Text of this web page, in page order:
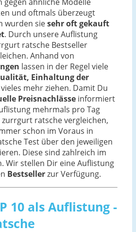
und oftmals überzeugt
wurden siesehr oft gekauft
. Durch unsere Auflistung
ratsche Bestseller
Anhand von
lassen in der Regel viele
Einhaltung der
mehr ziehen. Damit Du
Preisnachlässe informiert
mehrmals pro Tag
ratsche vergleichen,
schon im Voraus in
Test über den jeweiligen
Diese sind zahlreich im
Wir stellen Dir eine Auflistung
Bestsellerzur Verfügung.
10 als Auflistung -